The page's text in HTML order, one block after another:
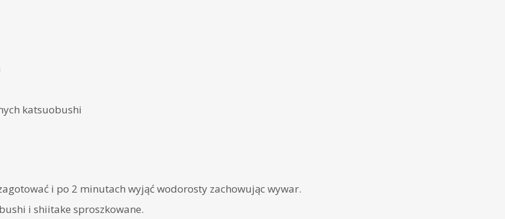
katsuobushi
i po 2 minutach wyjąć wodorosty zachowując wywar.
i shiitake sproszkowane.